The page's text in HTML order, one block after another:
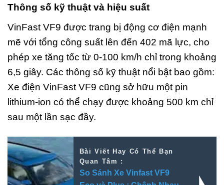
Thông số kỹ thuật và hiệu suất
VinFast VF9 được trang bị động cơ điện mạnh
mẽ với tổng công suất lên đến 402 mã lực, cho
phép xe tăng tốc từ 0-100 km/h chỉ trong khoảng
6,5 giây. Các thông số kỹ thuật nổi bật bao gồm:
Xe điện VinFast VF9 cũng sở hữu một pin
lithium-ion có thể chạy được khoảng 500 km chỉ
sau một lần sạc đầy.
Bài Viết Hay Có Thể Bạn
Quan Tâm :
So Sánh Xe Vinfast VF9